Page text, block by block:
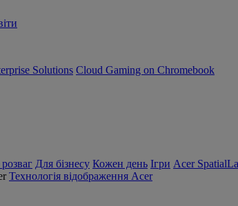
Solutions Cloud Gaming on Chromebook
Для бізнесу Кожен день Ігри Acer
Технологія відображення Acer